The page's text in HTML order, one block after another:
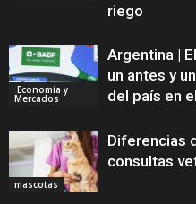
riego
Economía y
Mercados
Argentina |
un antes y
del país en
mascotas
Diferencias
consultas